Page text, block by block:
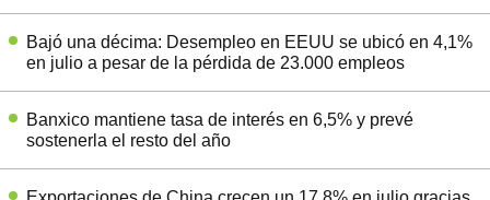
Bajó una décima: Desempleo en EEUU se ubicó en 4,1%
en julio a pesar de la pérdida de 23.000 empleos
Banxico mantiene tasa de interés en 6,5% y prevé
sostenerla el resto del año